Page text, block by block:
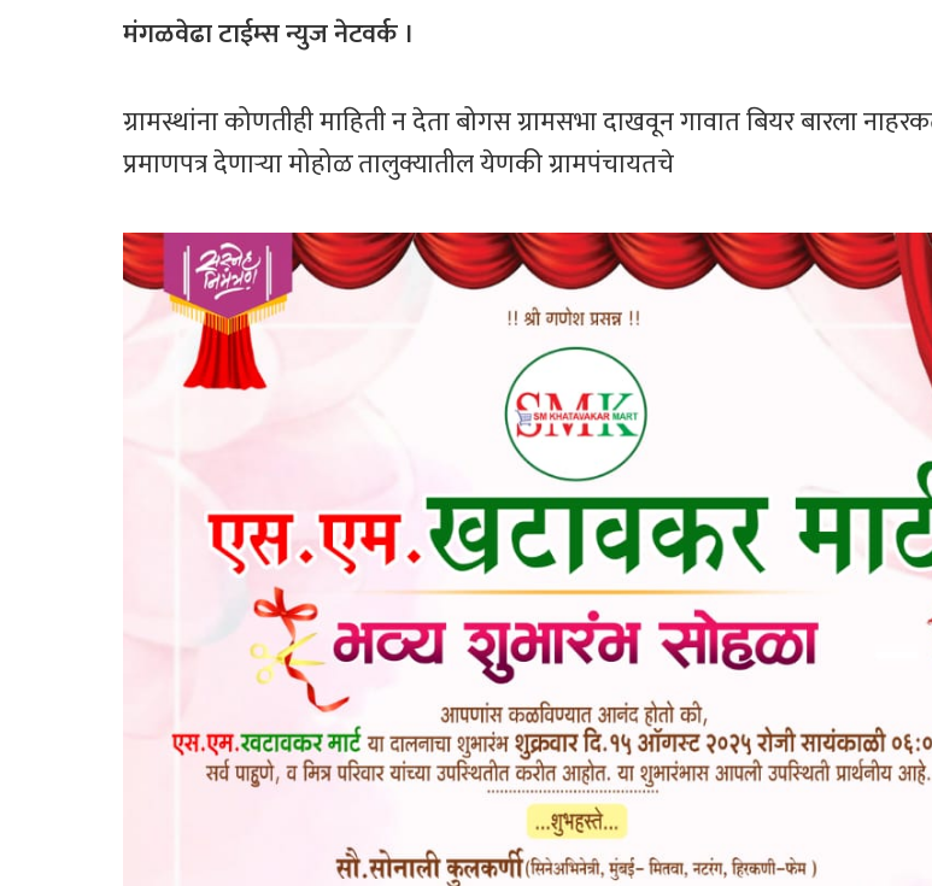
b
ok
tt at
p
p
e
मंगळवेढा टाईम्स न्युज नेटवर्क ।
ग्रामस्थांना कोणतीही माहिती न देता बोगस ग्रामसभा दाखवून गावात बियर बारला
प्रमाणपत्र देणाऱ्या मोहोळ तालुक्यातील येणकी ग्रामपंचायतचे